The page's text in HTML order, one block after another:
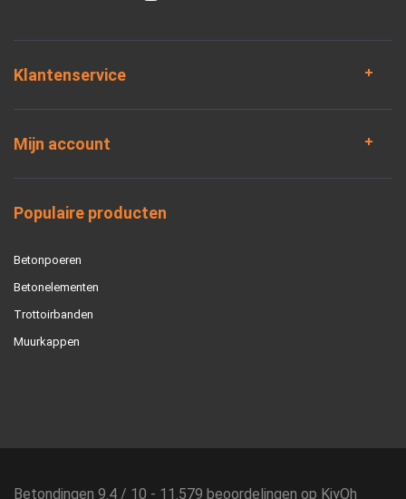
Klantenservice
Mijn account
Populaire producten
Betonpoeren
Betonelementen
Trottoirbanden
Muurkappen
Betondingen 9.4 / 10 - 11.579 beoordelingen op KiyOh